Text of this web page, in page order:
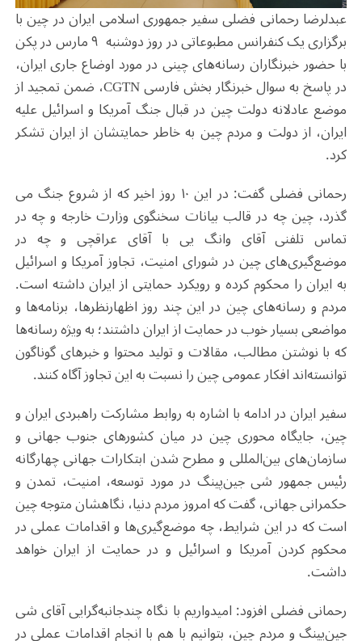
عبدلرضا رحمانی فضلی سفیر جمهوری اسلامی ایران در چین با
برگزاری یک کنفرانس مطبوعاتی در روز دوشنبه ۹ مارس در پکن
با حضور خبرنگاران رسانه‌های چینی در مورد اوضاع جاری ایران،
در پاسخ به سوال خبرنگار بخش فارسی CGTN، ضمن تمجید از
موضع عادلانه دولت چین در قبال جنگ آمریکا و اسرائیل علیه
ایران، از دولت و مردم چین به خاطر حمایتشان از ایران تشکر
کرد.
رحمانی فضلی گفت: در این ۱۰ روز اخیر که از شروع جنگ می
گذرد، چین چه در قالب بیانات سخنگوی وزارت خارجه و چه در
تماس تلفنی آقای وانگ یی با آقای عراقچی و چه در
موضع‌گیری‌های چین در شورای امنیت، تجاوز آمریکا و اسرائیل
به ایران را محکوم کرده و رویکرد حمایتی از ایران داشته است.
مردم و رسانه‌های چین در این چند روز اظهارنظرها،‌ برنامه‌ها و
مواضعی بسیار خوب در حمایت از ایران داشتند؛ به ویژه رسانه‌ها
که با نوشتن مطالب، مقالات و تولید محتوا و خبرهای گوناگون
توانسته‌اند افکار عمومی چین را نسبت به این تجاوز آگاه کنند.
سفیر ایران در ادامه با اشاره به روابط مشارکت راهبردی ایران و
چین، جایگاه محوری چین در میان کشورهای جنوب جهانی و
سازمان‌های بین‌المللی و مطرح شدن ابتکارات جهانی چهارگانه
رئیس جمهور شی جین‌پینگ در مورد توسعه، امنیت، تمدن و
حکمرانی جهانی، گفت که امروز مردم دنیا، نگاهشان متوجه چین
است که در این شرایط، چه موضع‌گیری‌ها و اقدامات عملی در
محکوم کردن آمریکا و اسرائیل و در حمایت از ایران خواهد
داشت.
رحمانی فضلی افزود: امیدواریم با نگاه چندجانبه‌گرایی آقای شی
جین‌پینگ و مردم چین، بتوانیم با هم با انجام اقدامات عملی در